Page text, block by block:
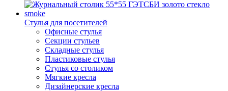
Стулья для посетителей
Офисные стулья
Секции стульев
Складные стулья
Пластиковые стулья
Стулья со столиком
Мягкие кресла
Дизайнерские кресла